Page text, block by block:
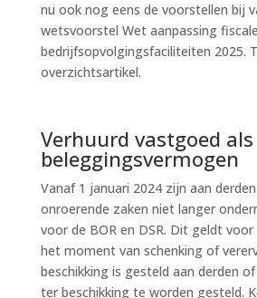
nu ook nog eens de voorstellen bij
wetsvoorstel Wet aanpassing fiscale
bedrijfsopvolgingsfaciliteiten 2025.
overzichtsartikel.
Verhuurd vastgoed als
beleggingsvermogen
Vanaf 1 januari 2024 zijn aan
onroerende zaken niet langer
voor de BOR en DSR. Dit geldt
het moment van schenking of
beschikking is gesteld aan derden
ter beschikking te worden gesteld.